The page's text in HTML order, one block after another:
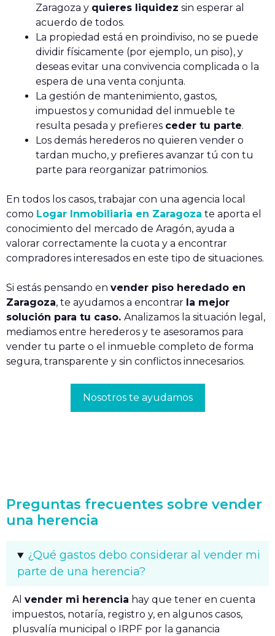
Zaragoza y quieres liquidez sin esperar al
acuerdo de todos.
La propiedad está en proindiviso, no se puede
dividir físicamente (por ejemplo, un piso), y
deseas evitar una convivencia complicada o la
espera de una venta conjunta.
La gestión de mantenimiento, gastos,
impuestos y comunidad del inmueble te
resulta pesada y prefieres ceder tu parte.
Los demás herederos no quieren vender o
tardan mucho, y prefieres avanzar tú con tu
parte para reorganizar patrimonios.
En todos los casos, trabajar con una agencia local
como Logar Inmobiliaria en Zaragoza te aporta el
conocimiento del mercado de Aragón, ayuda a
valorar correctamente la cuota y a encontrar
compradores interesados en este tipo de situaciones.
Si estás pensando en vender piso heredado en
Zaragoza, te ayudamos a encontrar la mejor
solución para tu caso. Analizamos la situación legal,
mediamos entre herederos y te asesoramos para
vender tu parte o el inmueble completo de forma
segura, transparente y sin conflictos innecesarios.
Nosotros te ayudamos
Preguntas frecuentes sobre vender
una herencia
¿Qué gastos debo considerar al vender mi
parte de una herencia?
Al vender mi herencia hay que tener en cuenta
impuestos, notaría, registro y, en algunos casos,
plusvalía municipal o IRPF por la ganancia